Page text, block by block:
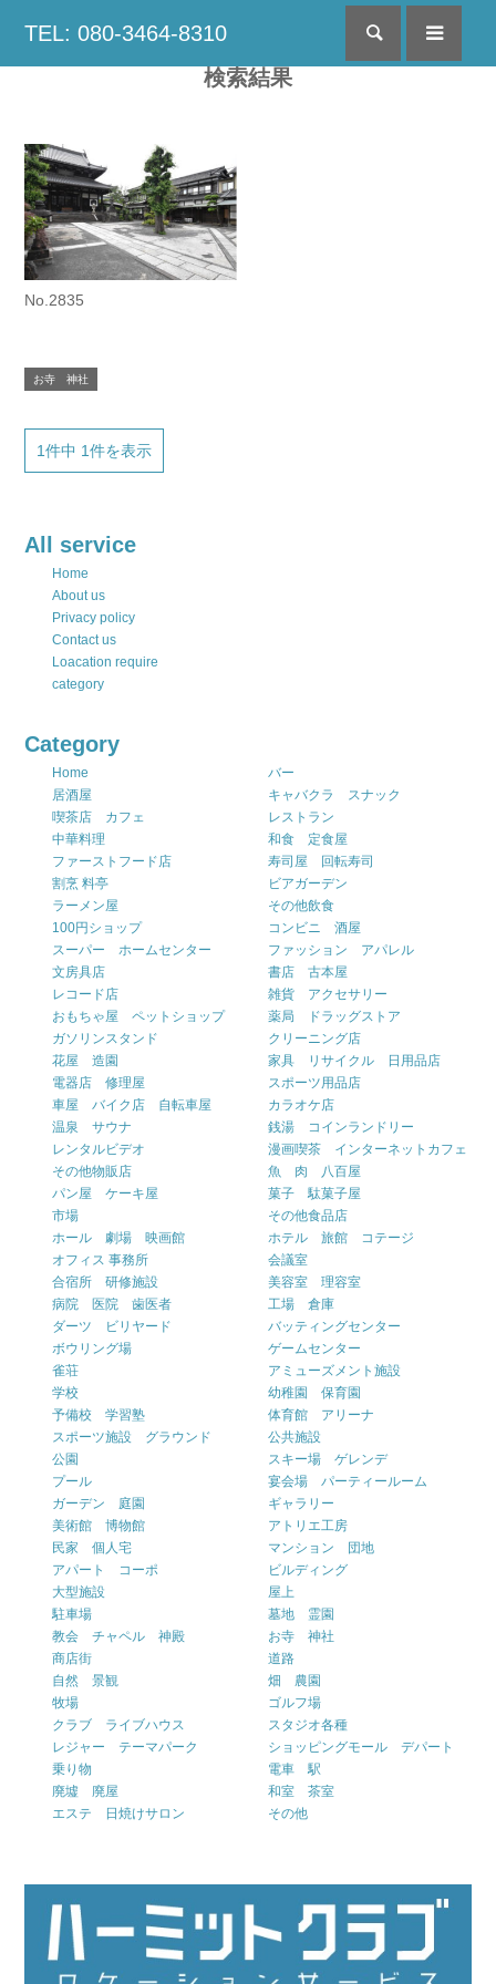
TEL: 080-3464-8310 検索
検索結果
No.2835
お寺 神社
1件中 1件を表示
All service
Home
About us
Privacy policy
Contact us
Loacation require
category
Category
Home
バー
居酒屋
キャバクラ スナック
喫茶店 カフェ
レストラン
中華料理
和食 定食屋
ファーストフード店
寿司屋 回転寿司
割烹 料亭
ビアガーデン
ラーメン屋
その他飲食
100円ショップ
コンビニ 酒屋
スーパー ホームセンター
ファッション アパレル
文房具店
書店 古本屋
レコード店
雑貨 アクセサリー
おもちゃ屋 ペットショップ
薬局 ドラッグストア
ガソリンスタンド
クリーニング店
花屋 造園
家具 リサイクル 日用品店
電器店 修理屋
スポーツ用品店
車屋 バイク店 自転車屋
カラオケ店
温泉 サウナ
銭湯 コインランドリー
レンタルビデオ
漫画喫茶 インターネットカフェ
その他物販店
魚 肉 八百屋
パン屋 ケーキ屋
菓子 駄菓子屋
市場
その他食品店
ホール 劇場 映画館
ホテル 旅館 コテージ
オフィス 事務所
会議室
合宿所 研修施設
美容室 理容室
病院 医院 歯医者
工場 倉庫
ダーツ ビリヤード
バッティングセンター
ボウリング場
ゲームセンター
雀荘
アミューズメント施設
学校
幼稚園 保育園
予備校 学習塾
体育館 アリーナ
スポーツ施設 グラウンド
公共施設
公園
スキー場 ゲレンデ
プール
宴会場 パーティールーム
ガーデン 庭園
ギャラリー
美術館 博物館
アトリエ工房
民家 個人宅
マンション 団地
アパート コーポ
ビルディング
大型施設
屋上
駐車場
墓地 霊園
教会 チャペル 神殿
お寺 神社
商店街
道路
自然 景観
畑 農園
牧場
ゴルフ場
クラブ ライブハウス
スタジオ各種
レジャー テーマパーク
ショッピングモール デパート
乗り物
電車 駅
廃墟 廃屋
和室 茶室
エステ 日焼けサロン
その他